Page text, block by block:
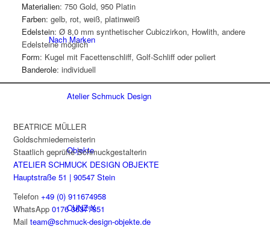
Nach Marken
Atelier Schmuck Design
Objekte
CUNZ-X
Materialien: 750 Gold, 950 Platin
Farben: gelb, rot, weiß, platinweiß
Edelstein: Ø 8,0 mm synthetischer Cubiczirkon, Howlith, andere
Edelsteine möglich
Form: Kugel mit Facettenschliff, Golf-Schliff oder poliert
Banderole: individuell
BEATRICE MÜLLER
Goldschmiedemeisterin
Staatlich geprüfte Schmuckgestalterin
ATELIER SCHMUCK DESIGN OBJEKTE
Hauptstraße 51 | 90547 Stein
Telefon+49 (0) 911674958
WhatsApp0176 36377851
Mailteam@schmuck-design-objekte.de